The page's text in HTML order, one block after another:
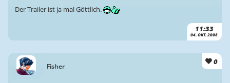
11:33
04. OKT. 2008
Der Trailer ist ja mal Göttlich.
Fisher
0